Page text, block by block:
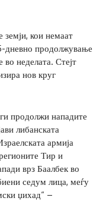
земји, кои немаат
дневно продолжување
неделата. Стејт
нов круг
продолжи нападите
либанската
армија
Тир и
врз Баалбек во
седум лица, меѓу
џихад“ –